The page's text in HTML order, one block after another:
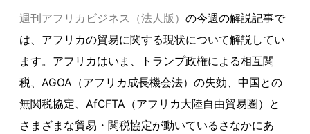
週刊アフリカビジネス（法人版） の今週の解説記事で
は、アフリカの貿易に関する現状について解説してい
ます。アフリカはいま、トランプ政権による相互関
税、AGOA（アフリカ成長機会法）の失効、中国との
無関税協定、AfCFTA（アフリカ大陸自由貿易圏）と
さまざまな貿易・関税協定が動いているさなかにあ